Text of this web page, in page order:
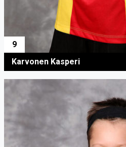
9
Karvonen Kasperi